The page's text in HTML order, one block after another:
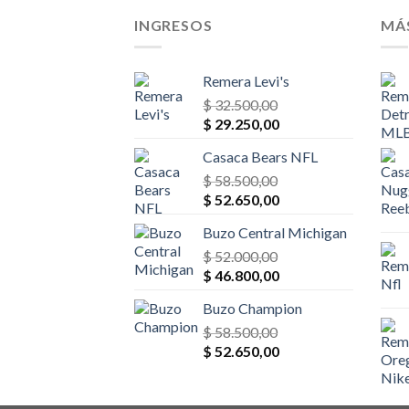
INGRESOS
Remera Levi's
$32.500,00
El
original
era:
$ 32.500,00.
$ 29.250,00El
actual
$ 29.250,00.
Casaca Bears NFL
$58.500,00
El
original
era:
$ 58.500,00.
$ 52.650,00El
actual
$ 52.650,00.
Buzo Central Michigan
$52.000,00
El
original
era:
$ 52.000,00.
$ 46.800,00El
actual
$ 46.800,00.
Buzo Champion
$58.500,00
El
$ 52.650,00El